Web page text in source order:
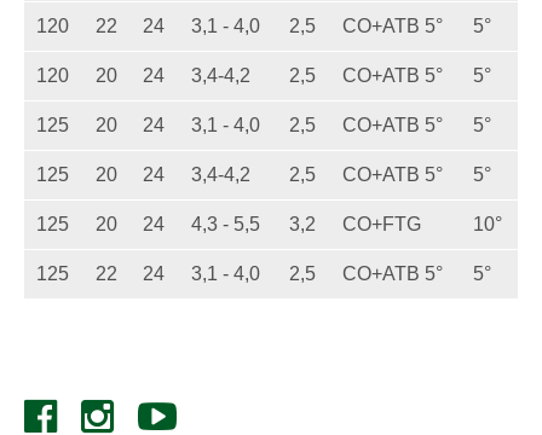
120 22 24 3,1 - 4,0 2,5 CO+ATB 5° 5°
120 20 24 3,4-4,2 2,5 CO+ATB 5° 5°
125 20 24 3,1 - 4,0 2,5 CO+ATB 5° 5°
125 20 24 3,4-4,2 2,5 CO+ATB 5° 5°
125 20 24 4,3 - 5,5 3,2 CO+FTG 10°
125 22 24 3,1 - 4,0 2,5 CO+ATB 5° 5°